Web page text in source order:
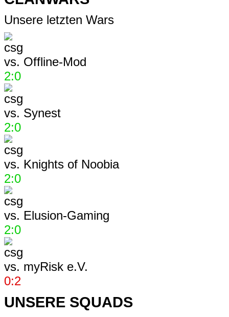
Unsere letzten Wars
vs. Offline-Mod
2:0
vs. Synest
2:0
vs. Knights of Noobia
2:0
vs. Elusion-Gaming
2:0
vs. myRisk e.V.
0:2
UNSERE SQUADS